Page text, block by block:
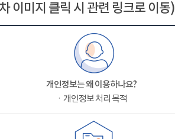
이미지 클릭 시 관련 링크로 이동)
개인정보는 왜 이용하나요?
ㆍ개인정보 처리 목적